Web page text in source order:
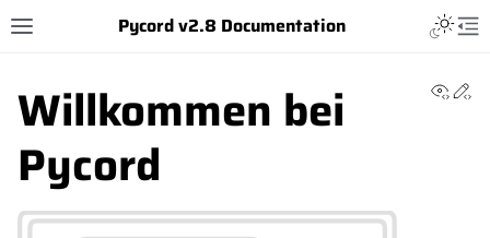
Pycord v2.8 Documentation
Willkommen bei
Pycord